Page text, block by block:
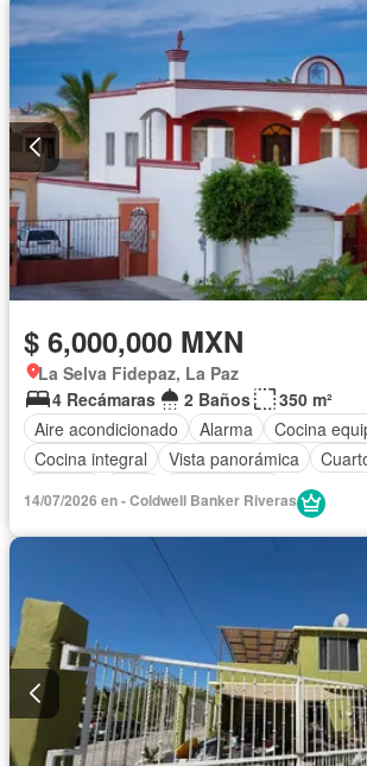
$ 6,000,000 MXN
La Selva Fidepaz, La Paz
4 Recámaras
2 Baños
350 m²
Aire acondicionado
Alarma
Cocina
Cocina integral
Vista panorámica
14/07/2026 en - Coldwell Banker Riveras